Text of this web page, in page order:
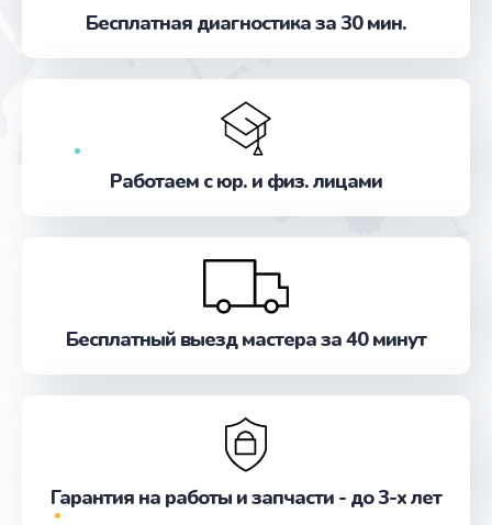
Ремонт кнопки громкости
Заказать
Замена микросхемы GPS
Ремонт антенны
от 880 руб.
Ремонт задней крышки
Заказать
Ремонт камеры
Бесплатная диагностика за 30 мин.
Работаем с юр. и физ. лицами
Бесплатный выезд мастера за 40 минут
Гарантия на работы и запчасти - до 3-х лет